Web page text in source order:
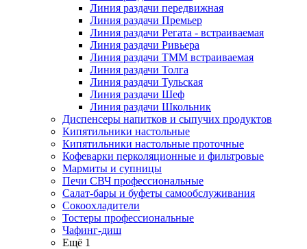
Линия раздачи передвижная
Линия раздачи Премьер
Линия раздачи Регата - встраиваемая
Линия раздачи Ривьера
Линия раздачи ТММ встраиваемая
Линия раздачи Толга
Линия раздачи Тульская
Линия раздачи Шеф
Линия раздачи Школьник
Диспенсеры напитков и сыпучих продуктов
Кипятильники настольные
Кипятильники настольные проточные
Кофеварки перколяционные и фильтровые
Мармиты и супницы
Печи СВЧ профессиональные
Салат-бары и буфеты самообслуживания
Сокоохладители
Тостеры профессиональные
Чафинг-диш
Ещё 1